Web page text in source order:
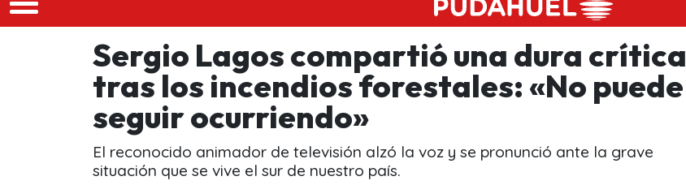
Sergio Lagos compartió una dura crítica
tras los incendios forestales: «No puede
seguir ocurriendo»
El reconocido animador de televisión alzó la voz y se pronunció ante la grave
situación que se vive el sur de nuestro país.